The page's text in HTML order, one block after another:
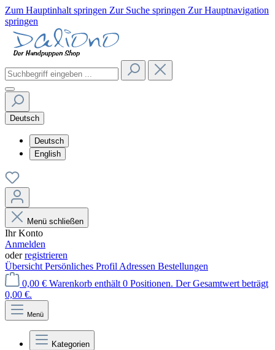
Zum Hauptinhalt springen Zur Suche springen Zur Hauptnavigation
springen
Deutsch
Deutsch
English
Menü schließen
Ihr Konto
Anmelden
oderregistrieren
Übersicht Persönliches Profil Adressen Bestellungen
0,00 € Warenkorb enthält 0 Positionen. Der Gesamtwert beträgt
0,00 €.
Menü
Kategorien